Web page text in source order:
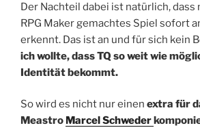
Der Nachteil dabei ist natürlich, dass
RPG Maker gemachtes Spiel sofort
erkennt. Das ist an und für sich kein
ich wollte, dass TQ so weit wie
Identität bekommt.
So wird es nicht nur einen extra für
Meastro Marcel Schweder